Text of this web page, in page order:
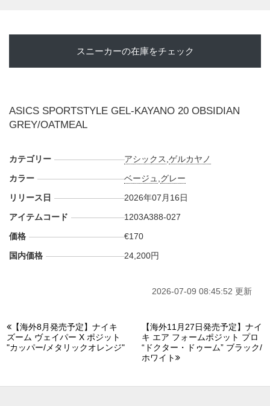
スニーカーの在庫をチェック
ASICS SPORTSTYLE GEL-KAYANO 20 OBSIDIAN
GREY/OATMEAL
カテゴリー アシックス ,ゲルカヤノ
カラー
ベージュ グレー
リリース日
2026年07月16日
アイテムコード
1203A388-027
価格
€170
国内価格
24,200円
2026-07-09 08:45:52 更新
【海外8月発売予定】ナイキ
ズーム ヴェイパー X ポジット
"カッパー/メタリックオレンジ"
【海外11月27日発売予定】ナイ
キ エア フォームポジット プロ
“ドクター・ドゥーム” ブラック/
ホワイト